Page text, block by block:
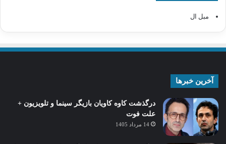
مبل ال
آخرین خبرها
درگذشت کاوه کاویان بازیگر سینما و تلویزیون +
علت فوت
14 مرداد 1405